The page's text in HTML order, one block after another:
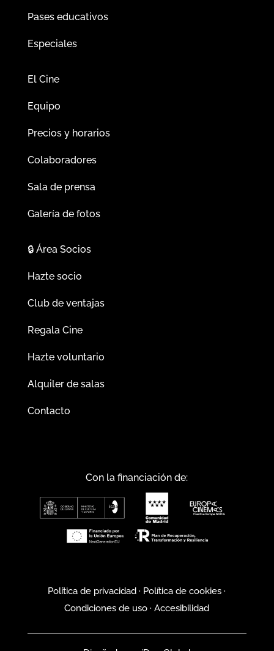
Pases educativos
Especiales
El Cine
Equipo
Precios y horarios
Colaboradores
Sala de prensa
Galería de fotos
🔒Área Socios
Hazte socio
Club de ventajas
Regala Cine
Hazte voluntario
Alquiler de salas
Contacto
Con la financiación de:
Política de privacidad · Política de cookies ·
Condiciones de uso ·Accesibilidad